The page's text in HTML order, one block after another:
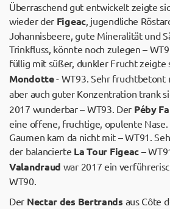
Überraschend gut entwickelt zeigte
wieder der Figeac, jugendliche
Johannisbeere, gute Mineralität und
Trinkfluss, könnte noch zulegen –
füllig mit süßer, dunkler Frucht zeigte
Mondotte- WT93. Sehr fruchtbetont
aber auch guter Konzentration trank
2017 wunderbar – WT93. Der Péby
eine offene, fruchtige, opulente Nase.
Gaumen kam da nicht mit – WT91.
der balancierte La Tour Figeac –
Valandraud war 2017 ein
WT90.
Der Nectar des Bertrands aus Côte